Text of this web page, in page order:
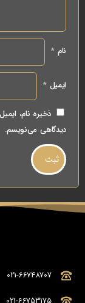
نام*
ایمیل*
ذخیره نام،
دیدگاهی می‌نویسم.
021-66748707